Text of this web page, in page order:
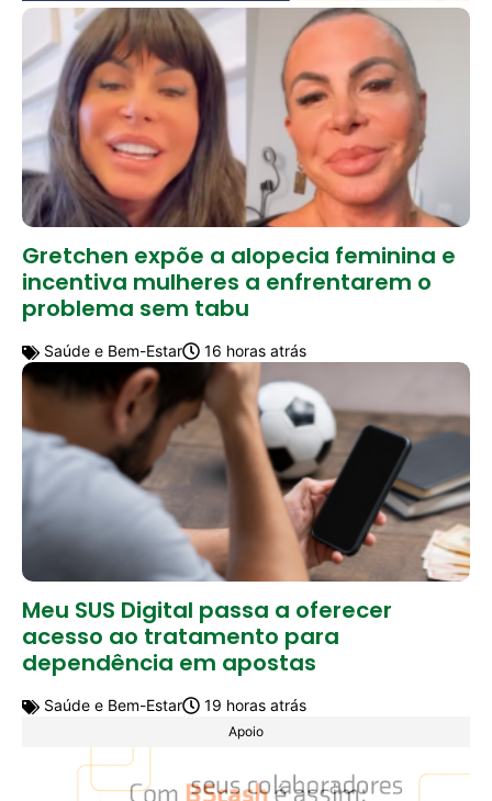
Gretchen expõe a alopecia feminina e
incentiva mulheres a enfrentarem o
problema sem tabu
Saúde e Bem-Estar 16 horas atrás
Meu SUS Digital passa a oferecer
acesso ao tratamento para
dependência em apostas
Saúde e Bem-Estar 19 horas atrás
Apoio